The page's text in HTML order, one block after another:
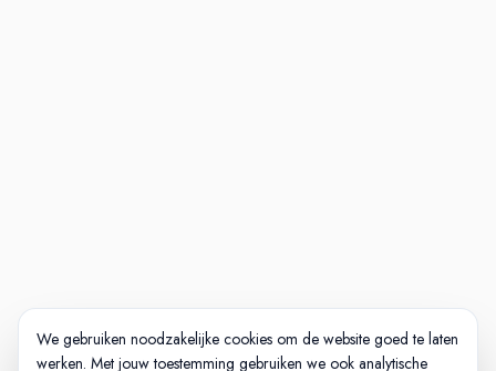
We gebruiken noodzakelijke cookies om de website goed te laten
werken. Met jouw toestemming gebruiken we ook analytische